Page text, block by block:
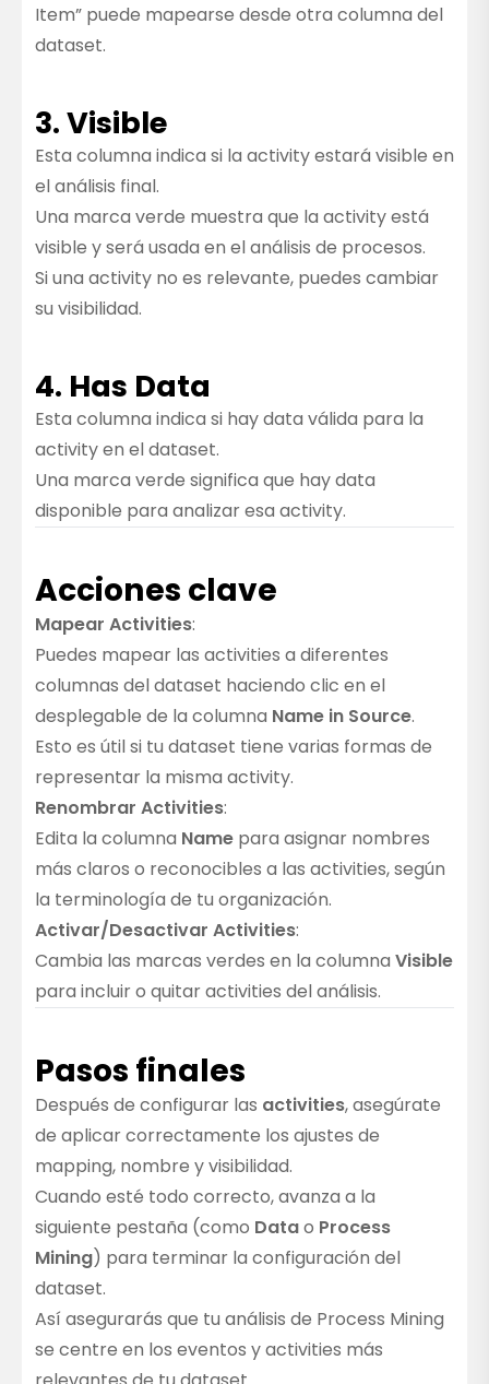
Item” puede mapearse desde otra columna del
dataset.
3. Visible
Esta columna indica si la activity estará visible en
el análisis final.
Una marca verde muestra que la activity está
visible y será usada en el análisis de procesos.
Si una activity no es relevante, puedes cambiar
su visibilidad.
4. Has Data
Esta columna indica si hay data válida para la
activity en el dataset.
Una marca verde significa que hay data
disponible para analizar esa activity.
Acciones clave
Mapear Activities:
Puedes mapear las activities a diferentes
columnas del dataset haciendo clic en el
desplegable de la columna Name in Source.
Esto es útil si tu dataset tiene varias formas de
representar la misma activity.
Renombrar Activities:
Edita la columna Name para asignar nombres
más claros o reconocibles a las activities, según
la terminología de tu organización.
Activar/Desactivar Activities:
Cambia las marcas verdes en la columna Visible
para incluir o quitar activities del análisis.
Pasos finales
Después de configurar las activities, asegúrate
de aplicar correctamente los ajustes de
mapping, nombre y visibilidad.
Cuando esté todo correcto, avanza a la
siguiente pestaña (como Datao Process
Mining) para terminar la configuración del
dataset.
Así asegurarás que tu análisis de Process Mining
se centre en los eventos y activities más